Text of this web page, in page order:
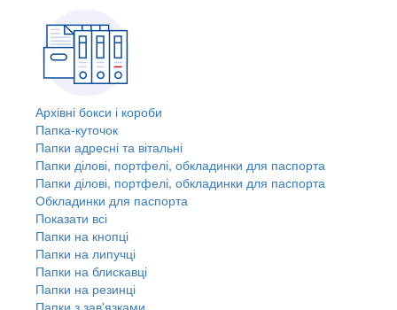
Архівні бокси і короби
Папка-куточок
Папки адресні та вітальні
Папки ділові, портфелі, обкладинки для паспорта
Папки ділові, портфелі, обкладинки для паспорта
Обкладинки для паспорта
Показати всі
Папки на кнопці
Папки на липучці
Папки на блискавці
Папки на резинці
Папки з зав'язками